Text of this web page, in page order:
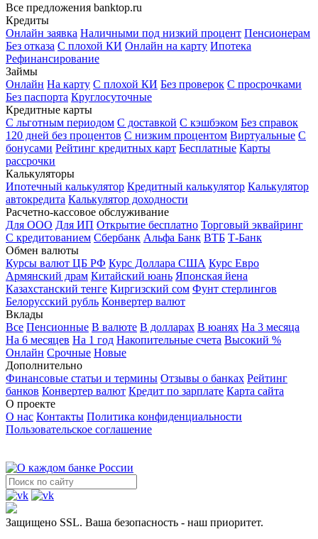
Все предложения banktop.ru
Кредиты
Онлайн заявка Наличными под низкий процент Пенсионерам
Без отказа С плохой КИ Онлайн на карту Ипотека
Рефинансирование
Займы
Онлайн На карту С плохой КИ Без проверок С просрочками
Без паспорта Круглосуточные
Кредитные карты
С льготным периодом С доставкой С кэшбэком Без справок
120 дней без процентов С низким процентом Виртуальные С
бонусами Рейтинг кредитных карт Бесплатные Карты
рассрочки
Калькуляторы
Ипотечный калькулятор Кредитный калькулятор Калькулятор
автокредита Калькулятор доходности
Расчетно-кассовое обслуживание
Для ООО Для ИП Открытие бесплатно Торговый эквайринг
С кредитованием Сбербанк Альфа Банк ВТБ Т-Банк
Обмен валюты
Курсы валют ЦБ РФ Курс Доллара США Курс Евро
Армянский драм Китайский юань Японская йена
Казахстанский тенге Киргизский сом Фунт стерлингов
Белорусский рубль Конвертер валют
Вклады
Все Пенсионные В валюте В долларах В юанях На 3 месяца
На 6 месяцев На 1 год Накопительные счета Высокий %
Онлайн Срочные Новые
Дополнительно
Финансовые статьи и термины Отзывы о банках Рейтинг
банков Конвертер валют Кредит по зарплате Карта сайта
О проекте
О нас Контакты Политика конфиденциальности
Пользовательское соглашение
Защищено SSL. Ваша безопасность - наш приоритет.